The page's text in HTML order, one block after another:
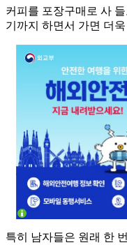
커피를 포장구매로 사
기까지 하면서 가면 더
특히 남자들은 원래 한